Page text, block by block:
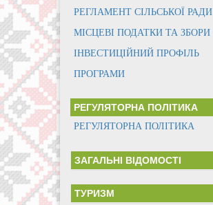
РЕГЛАМЕНТ СІЛЬСЬКОЇ РАДИ
МІСЦЕВІ ПОДАТКИ ТА ЗБОРИ
ІНВЕСТИЦІЙНИЙ ПРОФІЛЬ
ПРОГРАМИ
РЕГУЛЯТОРНА ПОЛІТИКА
РЕГУЛЯТОРНА ПОЛІТИКА
ЗАГАЛЬНІ ВІДОМОСТІ
ТУРИЗМ